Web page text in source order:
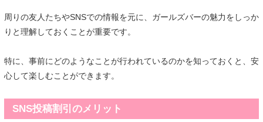
周りの友人たちやSNSでの情報を元に、ガールズバーの魅力をしっか
りと理解しておくことが重要です。
特に、事前にどのようなことが行われているのかを知っておくと、安
心して楽しむことができます。
SNS投稿割引のメリット